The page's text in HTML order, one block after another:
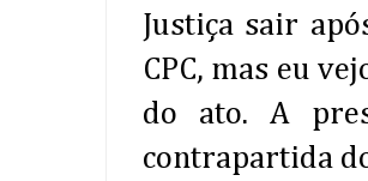
Justiça sair
CPC, mas eu
do ato. A
contrapartida